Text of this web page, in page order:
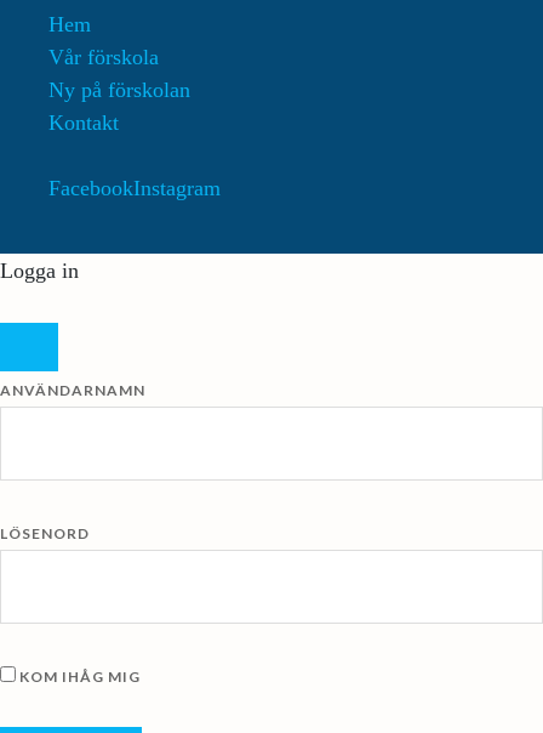
Hem
Vår förskola
Ny på förskolan
Kontakt
FacebookInstagram
Logga in
ANVÄNDARNAMN
LÖSENORD
KOM IHÅG MIG